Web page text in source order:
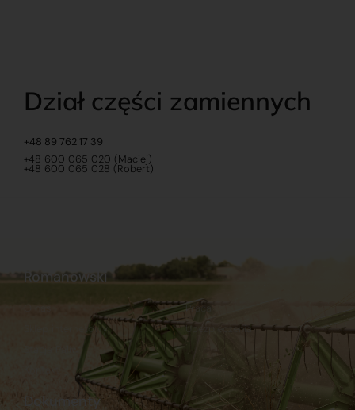
Dział części zamiennych
+48 89 762 17 39
+48 600 065 020 (Maciej)
+48 600 065 028 (Robert)
Dokumenty
Romanowski
Sklep internetowy
Praca
Ubezpieczenia